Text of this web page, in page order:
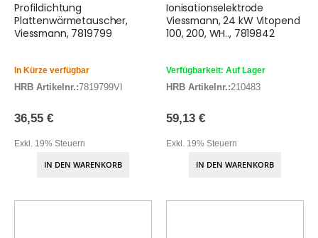
Profildichtung
Plattenwärmetauscher,
Viessmann, 7819799
In Kürze verfügbar
HRB Artikelnr.:7819799VI
36,55 €
Exkl. 19% Steuern
IN DEN WARENKORB
Ionisationselektrode
Viessmann, 24 kW Vitopend
100, 200, WH.., 7819842
Verfügbarkeit: Auf Lager
HRB Artikelnr.:210483
59,13 €
Exkl. 19% Steuern
IN DEN WARENKORB